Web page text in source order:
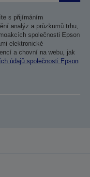
s přijímáním
analýz a průzkumů trhu,
společnosti Epson
elektronické
a chovní na webu, jak
údajů společnosti Epson